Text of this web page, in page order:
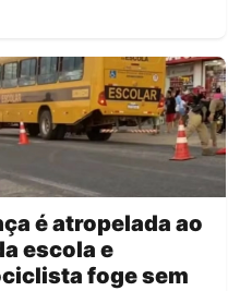
é atropelada ao
escola e
foge sem